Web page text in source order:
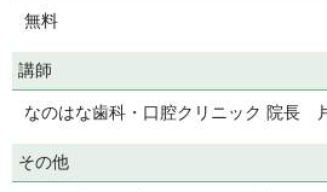
無料
講師
なのはな歯科・口腔クリニック 院長
その他